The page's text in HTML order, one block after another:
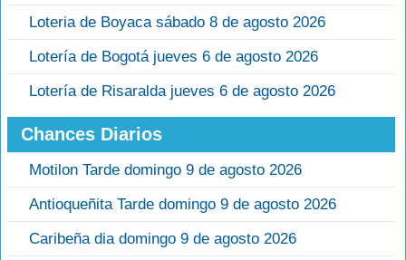
Loteria de Boyaca sábado 8 de agosto 2026
Lotería de Bogotá jueves 6 de agosto 2026
Lotería de Risaralda jueves 6 de agosto 2026
Chances Diarios
Motilon Tarde domingo 9 de agosto 2026
Antioqueñita Tarde domingo 9 de agosto 2026
Caribeña dia domingo 9 de agosto 2026